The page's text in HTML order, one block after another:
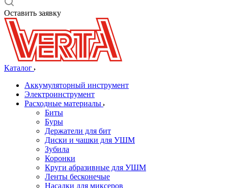
Оставить заявку
Каталог
Аккумуляторный инструмент
Электроинструмент
Расходные материалы
Биты
Буры
Держатели для бит
Диски и чашки для УШМ
Зубила
Коронки
Круги абразивные для УШМ
Ленты бесконечые
Насадки для миксеров